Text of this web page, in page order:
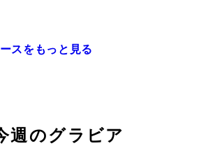
スをもっと見る
週のグラビア